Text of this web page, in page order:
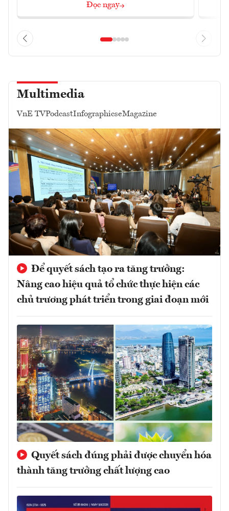
Đọc ngay
Multimedia
VnE TVPodcastInfographicseMagazine
Để quyết sách tạo ra tăng trưởng:
Nâng cao hiệu quả tổ chức thực hiện các
chủ trương phát triển trong giai đoạn mới
Quyết sách đúng phải được chuyển hóa
thành tăng trưởng chất lượng cao